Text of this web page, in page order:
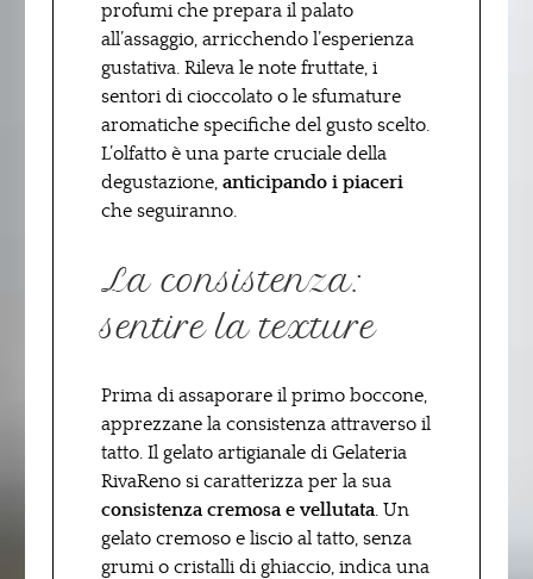
profumi che prepara il palato
all’assaggio, arricchendo l’esperienza
gustativa. Rileva le note fruttate, i
sentori di cioccolato o le sfumature
aromatiche specifiche del gusto scelto.
L’olfatto è una parte cruciale della
degustazione, anticipando i piaceri
che seguiranno.
La consistenza:
sentire la texture
Prima di assaporare il primo boccone,
apprezzane la consistenza attraverso il
tatto. Il gelato artigianale di Gelateria
RivaReno si caratterizza per la sua
consistenza cremosa e vellutata. Un
gelato cremoso e liscio al tatto, senza
grumi o cristalli di ghiaccio, indica una